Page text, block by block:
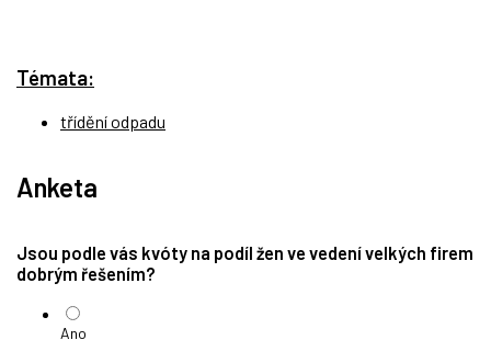
Témata:
třídění odpadu
Anketa
Jsou podle vás kvóty na podíl žen ve vedení velkých firem
dobrým řešením?
Ano